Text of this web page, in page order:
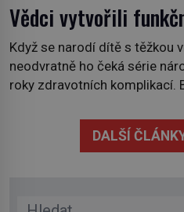
Vědci vytvořili
Když se narodí dítě s těžkou
neodvratně ho čeká série
roky zdravotních komplikací.
V laboratoři se jim podařilo
části jícnu, která úspěšně
DALŠÍ